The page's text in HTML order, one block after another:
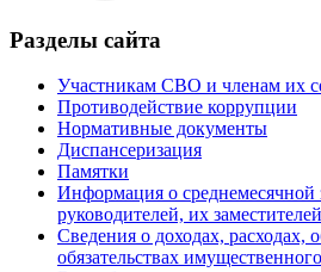
Разделы сайта
Участникам СВО и членам их
Противодействие коррупции
Нормативные документы
Диспансеризация
Памятки
Информация о среднемесячной
руководителей, их
Сведения о доходах, расходах,
обязательствах